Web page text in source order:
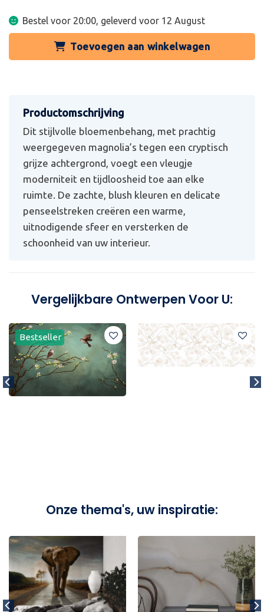
Bestel voor 20:00, geleverd voor 12 August
Toevoegen aan winkelwagen
Dit stijlvolle bloemenbehang, met prachtig
weergegeven magnolia’s tegen een cryptisch
grijze achtergrond, voegt een vleugje
moderniteit en tijdloosheid toe aan elke
ruimte. De zachte, blush kleuren en delicate
penseelstreken creëren een warme,
uitnodigende sfeer en versterken de
schoonheid van uw interieur.
Vergelijkbare Ontwerpen Voor U:
Bestseller
Onze thema's, uw inspiratie: